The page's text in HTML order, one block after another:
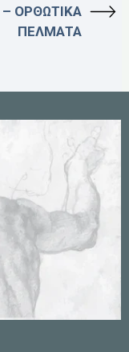
– ΟΡΘΩΤΙΚΑ
ΠΕΛΜΑΤΑ